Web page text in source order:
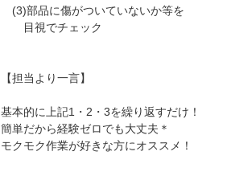
(3)部品に傷がついていないか等を
目視でチェック
【担当より一言】
基本的に上記1・2・3を繰り返すだけ！
簡単だから経験ゼロでも大丈夫＊
モクモク作業が好きな方にオススメ！